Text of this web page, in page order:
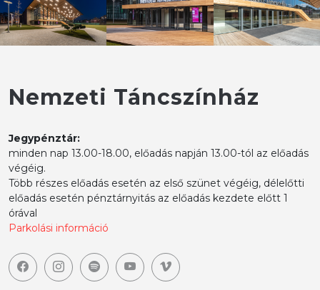
Nemzeti Táncszínház
Jegypénztár:
minden nap 13.00-18.00, előadás napján 13.00-tól az előadás
végéig.
Több részes előadás esetén az első szünet végéig, délelőtti
előadás esetén pénztárnyitás az előadás kezdete előtt 1
órával
Parkolási információ